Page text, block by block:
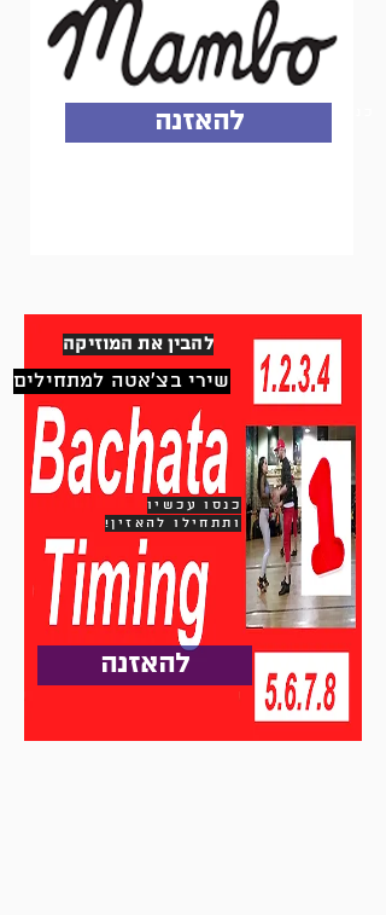
כנסו עכשיו ותתחילו להאזין!
להאזנה
להבין את המוזיקה
כנסו עכשיו
ותתחילו להאזין!
שירי בצ'אטה למתחילים
להאזנה